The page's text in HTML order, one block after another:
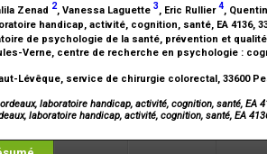
Zenad 2, Vanessa Laguette 3, Eric Rullier4,
handicap, activité, cognition, santé, EA 4136,
de psychologie de la santé, prévention et
Verne, centre de recherche en psychologie :
Lévêque, service de chirurgie colorectal, 33600
laboratoire handicap, activité, cognition, santé, EA
laboratoire handicap, activité, cognition, santé, EA